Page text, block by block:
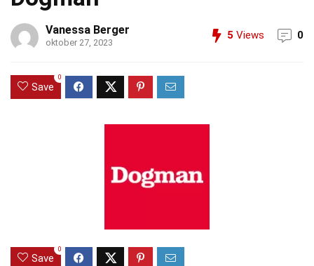
Vanessa Berger
oktober 27, 2023
5 Views 0
Save
0
Save
0